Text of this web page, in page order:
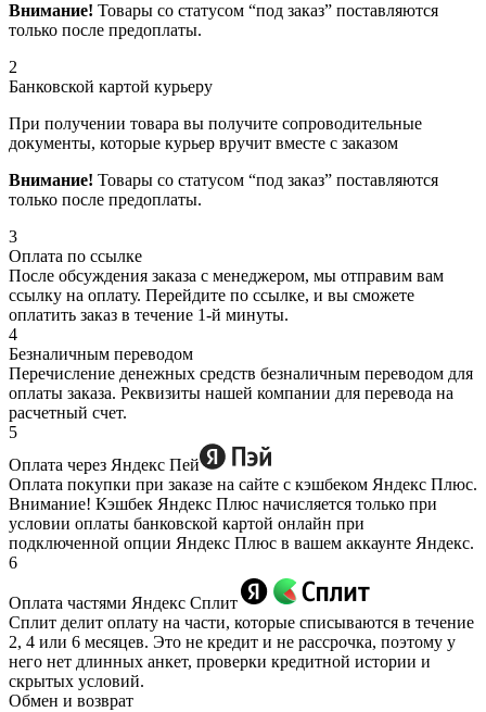
Внимание! Товары со статусом “под заказ” поставляются
только после предоплаты.
2
Банковской картой курьеру
При получении товара вы получите сопроводительные
документы, которые курьер вручит вместе с заказом
Внимание! Товары со статусом “под заказ” поставляются
только после предоплаты.
3
Оплата по ссылке
После обсуждения заказа с менеджером, мы отправим вам
ссылку на оплату. Перейдите по ссылке, и вы сможете
оплатить заказ в течение 1-й минуты.
4
Безналичным переводом
Перечисление денежных средств безналичным переводом для
оплаты заказа. Реквизиты нашей компании для перевода на
расчетный счет.
5
Оплата через Яндекс Пей
Оплата покупки при заказе на сайте с кэшбеком Яндекс Плюс.
Внимание! Кэшбек Яндекс Плюс начисляется только при
условии оплаты банковской картой онлайн при
подключенной опции Яндекс Плюс в вашем аккаунте Яндекс.
6
Оплата частями Яндекс Сплит
Сплит делит оплату на части, которые списываются в течение
2, 4 или 6 месяцев. Это не кредит и не рассрочка, поэтому у
него нет длинных анкет, проверки кредитной истории и
скрытых условий.
Обмен и возврат